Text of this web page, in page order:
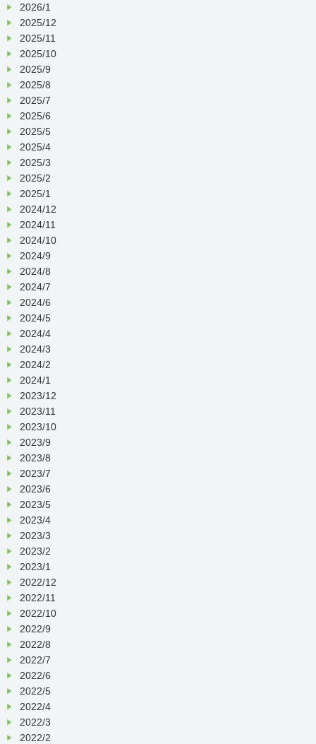
2026/1
2025/12
2025/11
2025/10
2025/9
2025/8
2025/7
2025/6
2025/5
2025/4
2025/3
2025/2
2025/1
2024/12
2024/11
2024/10
2024/9
2024/8
2024/7
2024/6
2024/5
2024/4
2024/3
2024/2
2024/1
2023/12
2023/11
2023/10
2023/9
2023/8
2023/7
2023/6
2023/5
2023/4
2023/3
2023/2
2023/1
2022/12
2022/11
2022/10
2022/9
2022/8
2022/7
2022/6
2022/5
2022/4
2022/3
2022/2